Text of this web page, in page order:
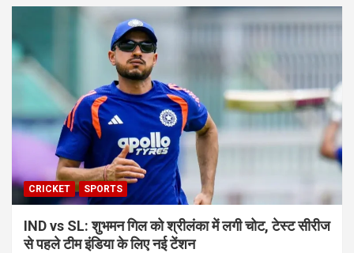
CRICKET SPORTS
IND vs SL: शुभमन गिल को श्रीलंका में लगी चोट, टेस्ट सीरीज
से पहले टीम इंडिया के लिए नई टेंशन